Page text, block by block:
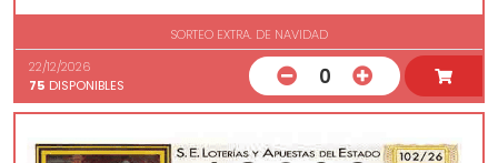
SORTEO EXTRA. DE NAVIDAD
22/12/2026
75 DISPONIBLES 0